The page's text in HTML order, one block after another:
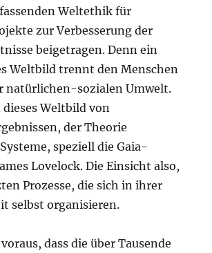
Weltethik für
zur Verbesserung der
beigetragen. Denn ein
Weltbild trennt den Menschen
natürlichen-sozialen Umwelt.
Weltbild von
der Theorie
speziell die Gaia-
Lovelock. Die Einsicht also,
Prozesse, die sich in ihrer
selbst organisieren.
dass die über Tausende